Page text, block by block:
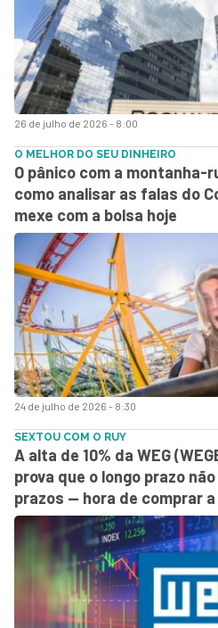
26 de julho de 2026 - 8:00
24 de julho de 2026 - 8:30
O MELHOR DO SEU DINHEIRO
O pânico com a montanha-
como analisar as falas do
mexe com a bolsa hoje
SEXTOU COM O RUY
A alta de 10% da WEG
prova que o longo prazo
prazos — hora de comprar